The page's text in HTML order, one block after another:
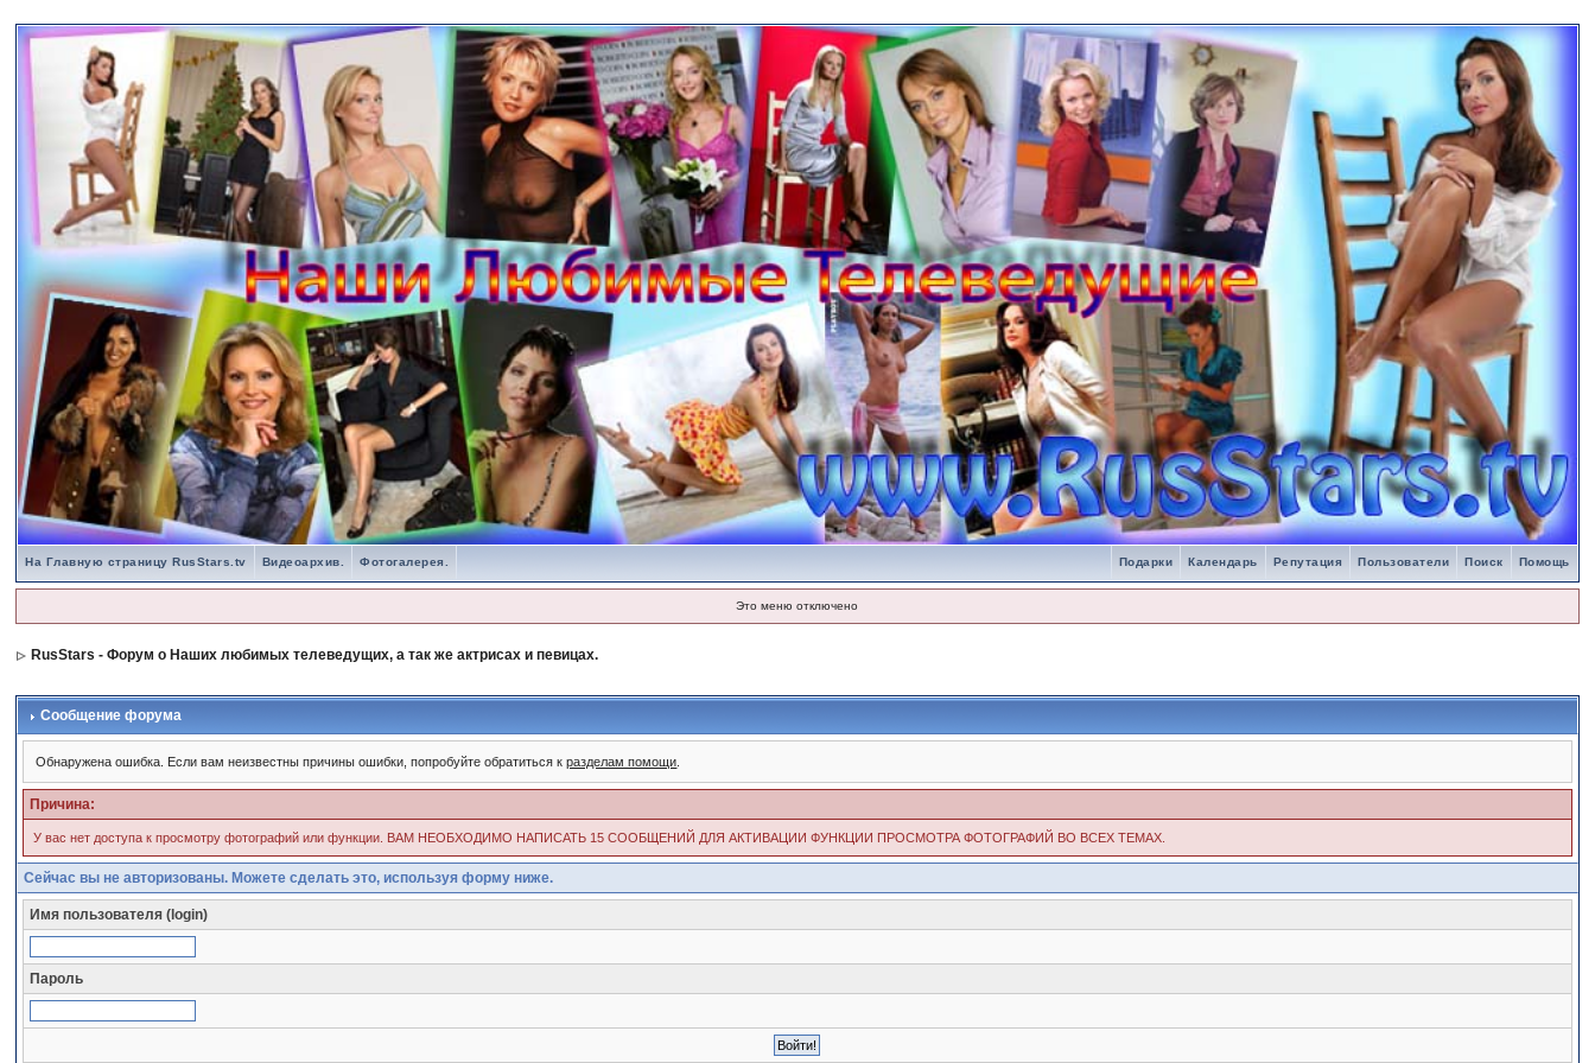
На Главную страницу RusStars.tv Помощь
Поиск
Пользователи
Репутация
Календарь
Подарки
Видеоархив. Фотогалерея.
Это меню отключено
RusStars - Форум о Наших любимых телеведущих, а так же актрисах и певицах.
Сообщение форума
Обнаружена ошибка. Если вам неизвестны причины ошибки, попробуйте обратиться кразделам помощи
Причина:
У вас нет доступа к просмотру фотографий или функции. ВАМ НЕОБХОДИМО НАПИСАТЬ 15 СООБЩЕНИЙ ДЛЯ АКТИВАЦИИ ФУНКЦИИ ПРОСМОТРА ФОТОГРАФИЙ ВО ВСЕХ ТЕМАХ.
Сейчас вы не авторизованы. Можете сделать это, используя форму ниже.
Имя пользователя (login)
Пароль